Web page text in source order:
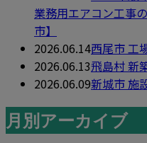
業務用エアコン工事
市】
2026.06.14西尾市 工
2026.06.13飛島村 新
2026.06.09新城市 施
月別アーカイブ